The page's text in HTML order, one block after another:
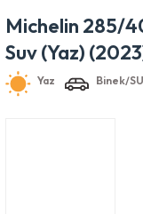
Michelin 285/
Suv (Yaz)